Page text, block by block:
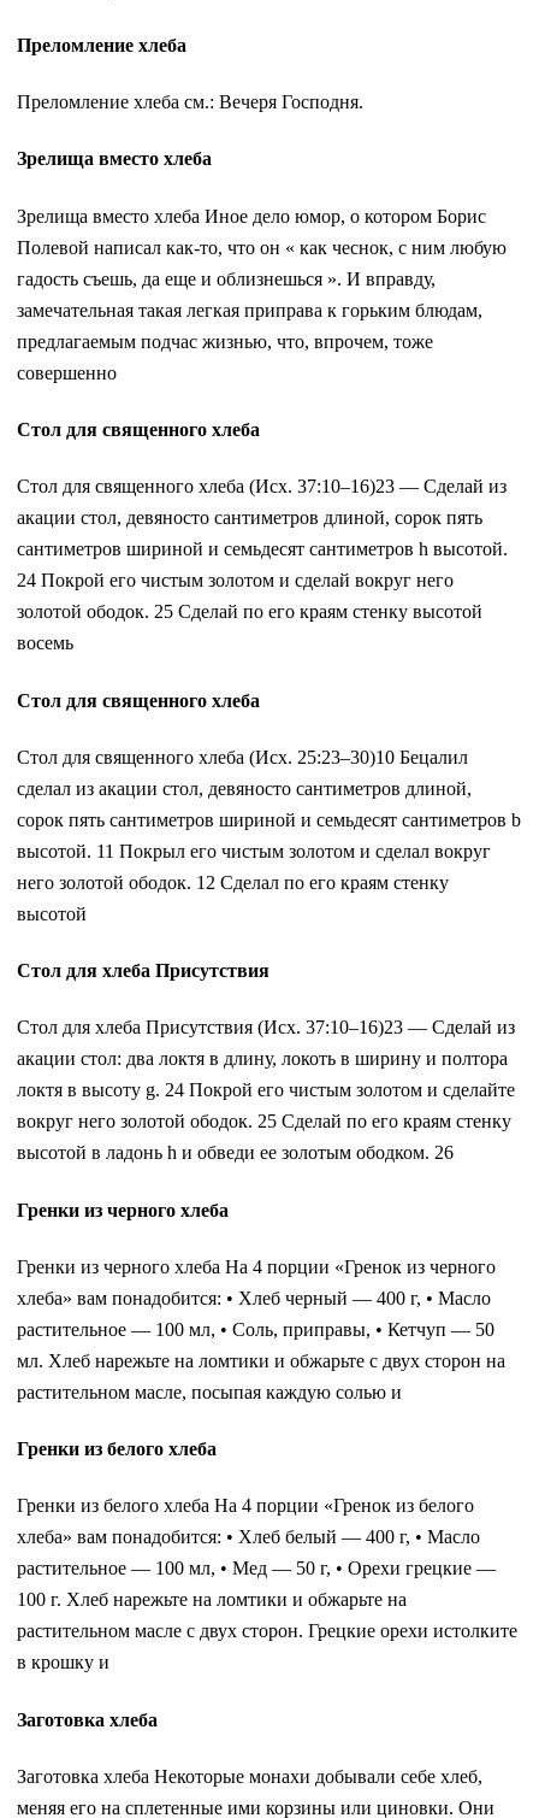
Преломление хлеба
Преломление хлеба см.: Вечеря Господня.
Зрелища вместо хлеба
Зрелища вместо хлеба Иное дело юмор, о котором Борис
Полевой написал как-то, что он « как чеснок, с ним любую
гадость съешь, да еще и облизнешься ». И вправду,
замечательная такая легкая приправа к горьким блюдам,
предлагаемым подчас жизнью, что, впрочем, тоже
совершенно
Стол для священного хлеба
Стол для священного хлеба (Исх. 37:10–16)23 — Сделай из
акации стол, девяносто сантиметров длиной, сорок пять
сантиметров шириной и семьдесят сантиметров h высотой.
24 Покрой его чистым золотом и сделай вокруг него
золотой ободок. 25 Сделай по его краям стенку высотой
восемь
Стол для священного хлеба
Стол для священного хлеба (Исх. 25:23–30)10 Бецалил
сделал из акации стол, девяносто сантиметров длиной,
сорок пять сантиметров шириной и семьдесят сантиметров b
высотой. 11 Покрыл его чистым золотом и сделал вокруг
него золотой ободок. 12 Сделал по его краям стенку
высотой
Стол для хлеба Присутствия
Стол для хлеба Присутствия (Исх. 37:10–16)23 — Сделай из
акации стол: два локтя в длину, локоть в ширину и полтора
локтя в высоту g. 24 Покрой его чистым золотом и сделайте
вокруг него золотой ободок. 25 Сделай по его краям стенку
высотой в ладонь h и обведи ее золотым ободком. 26
Гренки из черного хлеба
Гренки из черного хлеба На 4 порции «Гренок из черного
хлеба» вам понадобится: • Хлеб черный — 400 г, • Масло
растительное — 100 мл, • Соль, приправы, • Кетчуп — 50
мл. Хлеб нарежьте на ломтики и обжарьте с двух сторон на
растительном масле, посыпая каждую солью и
Гренки из белого хлеба
Гренки из белого хлеба На 4 порции «Гренок из белого
хлеба» вам понадобится: • Хлеб белый — 400 г, • Масло
растительное — 100 мл, • Мед — 50 г, • Орехи грецкие —
100 г. Хлеб нарежьте на ломтики и обжарьте на
растительном масле с двух сторон. Грецкие орехи истолките
в крошку и
Заготовка хлеба
Заготовка хлеба Некоторые монахи добывали себе хлеб,
меняя его на сплетенные ими корзины или циновки. Они